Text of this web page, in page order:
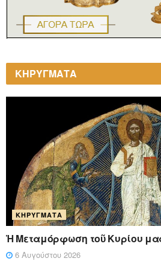
ΚΗΡΥΓΜΑΤΑ
ΚΗΡΎΓΜΑΤΑ
Ἡ Μεταμόρφωση τοῦ Κυρίου
6 Αυγούστου 2026